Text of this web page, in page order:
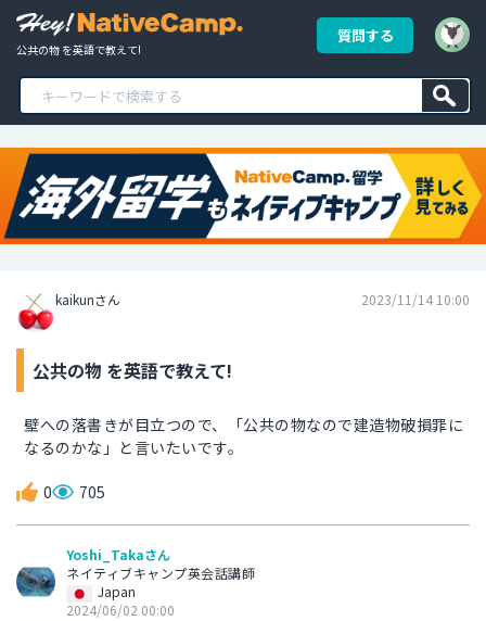
公共の物 を英語で教えて!
質問する
kaikunさん 2023/11/14 10:00
公共の物 を英語で教えて!
壁への落書きが目立つので、「公共の物なので建造物破損罪に
なるのかな」と言いたいです。
0 705
Yoshi_Takaさん
ネイティブキャンプ英会話講師
Japan
2024/06/02 00:00